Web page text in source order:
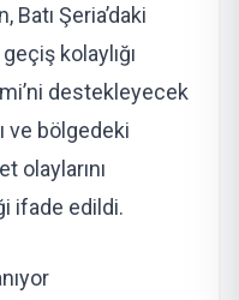
Batı Şeria’daki
kolaylığı
destekleyecek
ve bölgedeki
olaylarını
ifade edildi.